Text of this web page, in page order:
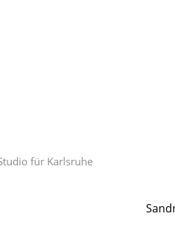
für Karlsruhe